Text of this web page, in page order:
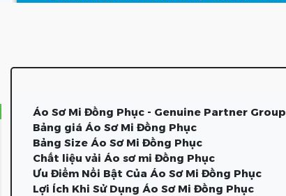
Áo Sơ Mi Đồng Phục - Genuine Partner Group
Bảng giá Áo Sơ Mi Đồng Phục
Bảng Size Áo Sơ Mi Đồng Phục
Chất liệu vải Áo sơ mi Đồng Phục
Ưu Điểm Nổi Bật Của Áo Sơ Mi Đồng Phục
Lợi Ích Khi Sử Dụng Áo Sơ Mi Đồng Phục